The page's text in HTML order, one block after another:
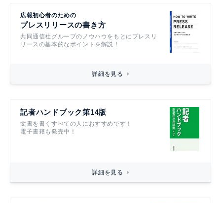
広報初心者のための
プレスリリースの書き方
共同通信社グループのノウハウをもとにプレスリ
リースの基本的なポイントを解説！
詳細を見る
記者ハンドブック第14版
文書を書くすべての人におすすめです！
電子書籍も発売中！
詳細を見る